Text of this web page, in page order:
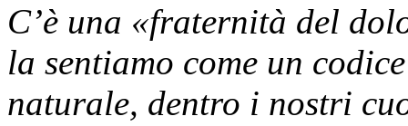
C’è una «fraternità del
la sentiamo come un
naturale, dentro i nostri